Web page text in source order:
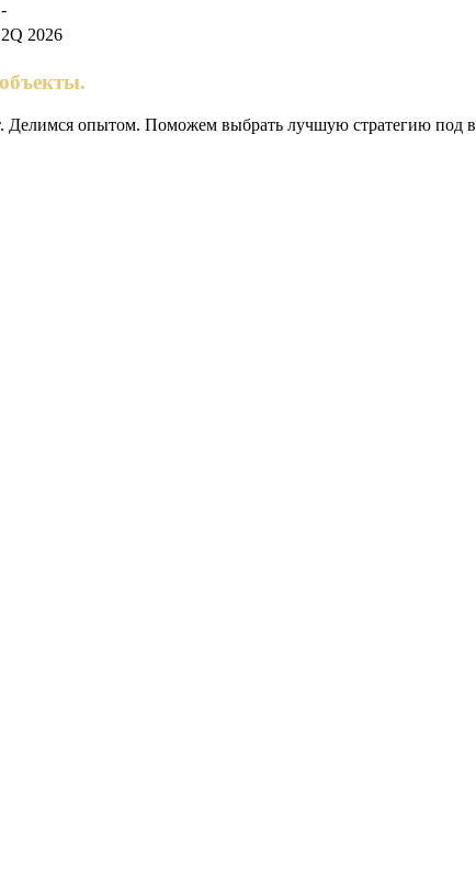
-
2Q 2026
Делимся опытом. Поможем выбрать лучшую стратегию